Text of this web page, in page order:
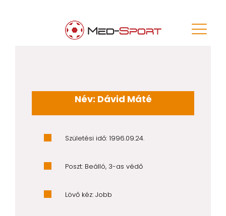
Név: Dávid Máté
Születési idő: 1996.09.24.
Poszt: Beálló, 3-as védő
Lövő kéz: Jobb